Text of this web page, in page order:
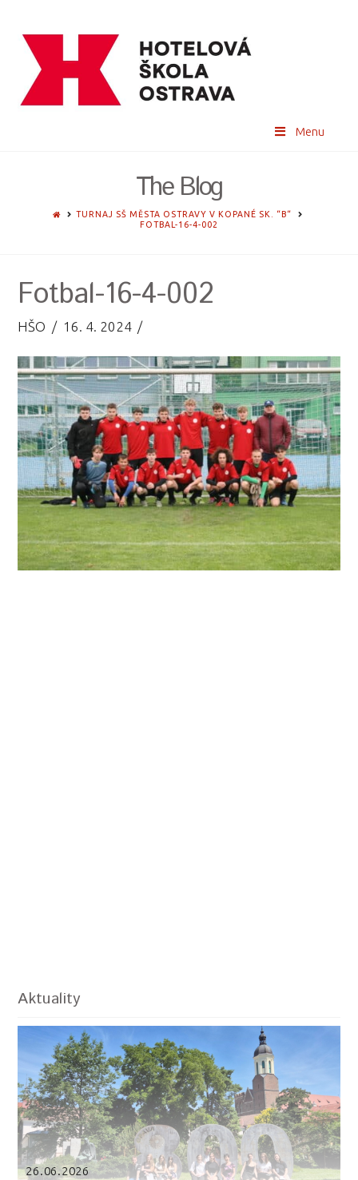
Menu
The Blog
HOMETURNAJ SŠ MĚSTA OSTRAVY V KOPANÉ SK. “B“
FOTBAL-16-4-002
Fotbal-16-4-002
HŠO 16. 4. 2024
Aktuality
26.06.2026